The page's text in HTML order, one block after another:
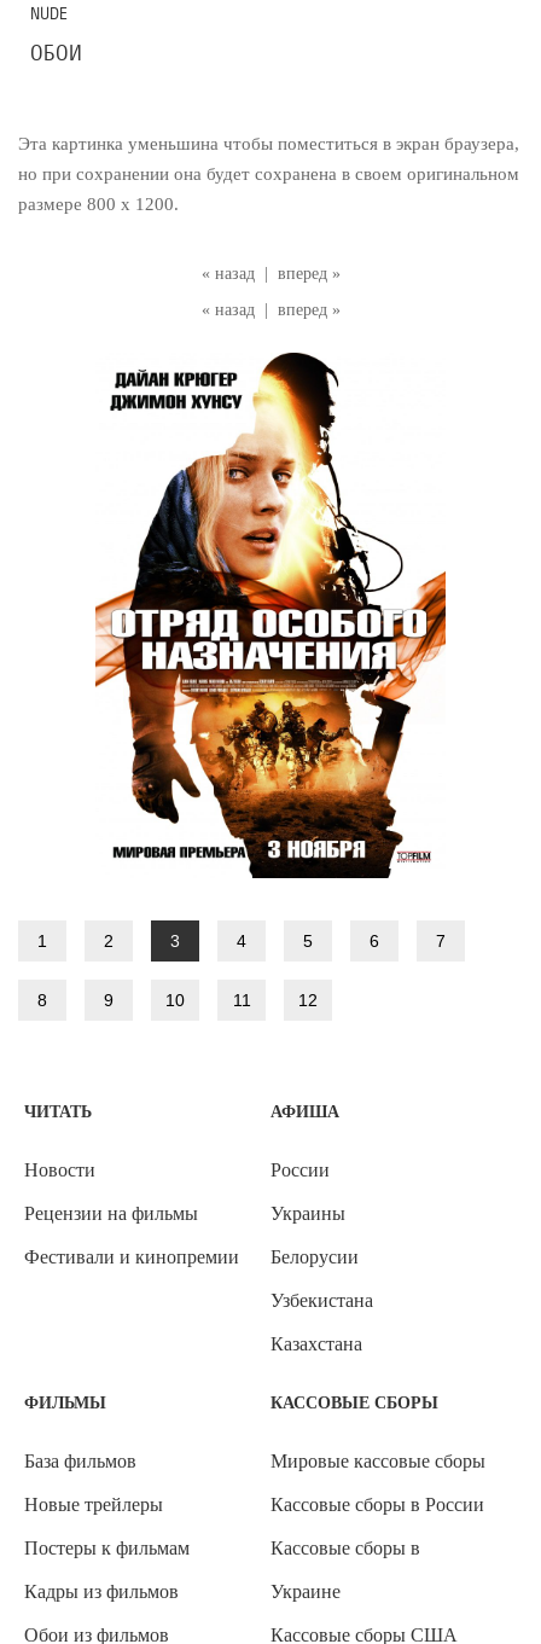
« назад
вперед »
« назад
вперед »
Эта картинка уменьшина чтобы поместиться в экран браузера,
но при сохранении она будет сохранена в своем оригинальном
размере 800 x 1200.
1 2 3 4 5 6 7
8 9 10 11 12
NUDE
ОБОИ
ЧИТАТЬ
Новости
Рецензии на фильмы
Фестивали и кинопремии
АФИША
России
Украины
Белорусии
Узбекистана
Казахстана
ФИЛЬМЫ
База фильмов
Новые трейлеры
Постеры к фильмам
Кадры из фильмов
Обои из фильмов
КАССОВЫЕ СБОРЫ
Мировые кассовые сборы
Кассовые сборы в России
Кассовые сборы в
Украине
Кассовые сборы США